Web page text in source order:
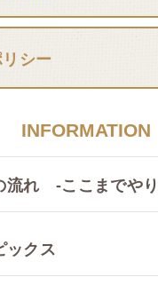
シー
INFORMATION
流れ -ここまでやり
ックス